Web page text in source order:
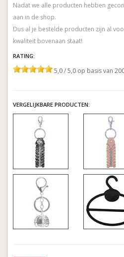
Nadat we alle producten hebben
aan in de shop.
Dus al je bestelde producten zijn al
kwaliteit bovenaan staat!
RATING:
5,0 / 5,0 op basis van
VERGELIJKBARE PRODUCTEN: